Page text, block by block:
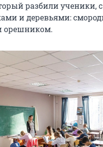
разбили ученики, с
и деревьями:
орешником.